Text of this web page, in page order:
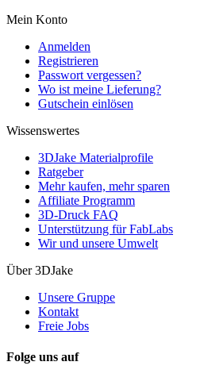
Mein Konto
Anmelden
Registrieren
Passwort vergessen?
Wo ist meine Lieferung?
Gutschein einlösen
Wissenswertes
3DJake Materialprofile
Ratgeber
Mehr kaufen, mehr sparen
Affiliate Programm
3D-Druck FAQ
Unterstützung für FabLabs
Wir und unsere Umwelt
Über 3DJake
Unsere Gruppe
Kontakt
Freie Jobs
Folge uns auf